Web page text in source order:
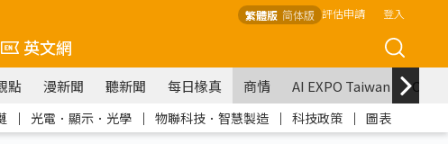
繁體版 简体版 評估申請 登入
英文網
點 漫新聞 聽新聞 每日椽真 商情 AI EXPO Taiwan
｜ 光電．顯示．光學 ｜ 物聯科技．智慧製造 ｜ 科技政策 ｜ 圖表